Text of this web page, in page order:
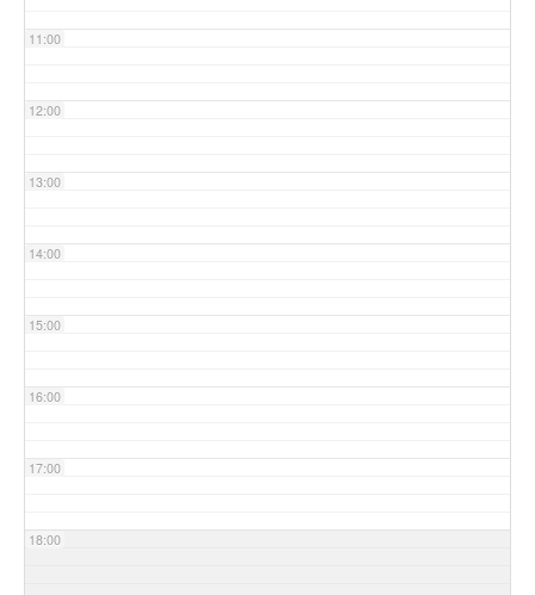
11:00
12:00
13:00
14:00
15:00
16:00
17:00
18:00